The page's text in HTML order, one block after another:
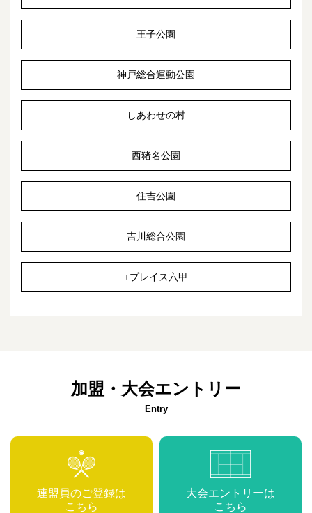
王子公園
神戸総合運動公園
しあわせの村
西猪名公園
住吉公園
吉川総合公園
+プレイス六甲
加盟・大会エントリー
Entry
連盟員のご登録は
こちら
大会エントリーは
こちら